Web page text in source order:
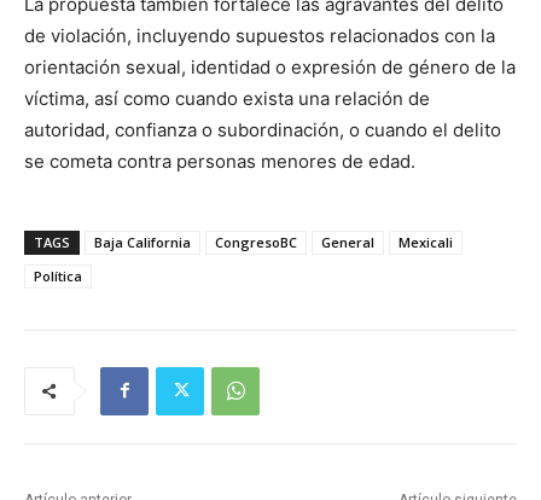
de violación, incluyendo supuestos relacionados con la
orientación sexual, identidad o expresión de género de la
víctima, así como cuando exista una relación de
autoridad, confianza o subordinación, o cuando el delito
se cometa contra personas menores de edad.
TAGS Baja California CongresoBC General
Mexicali
Política